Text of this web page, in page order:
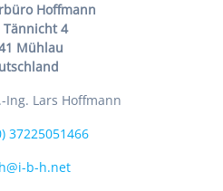
Hoffmann
Tännicht 4
Mühlau
Ing. Lars Hoffmann
37225051466
b-h.net